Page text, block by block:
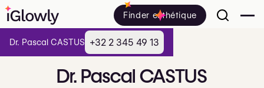
Finder esthétique
Dr. Pascal CASTUS
Dr. Pascal CASTUS +32 2 345 49 13